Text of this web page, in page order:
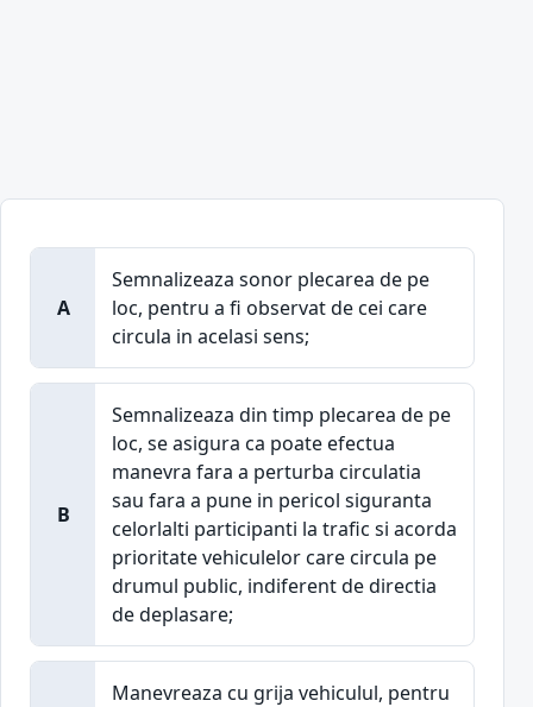
A
Semnalizeaza sonor plecarea de pe
loc, pentru a fi observat de cei care
circula in acelasi sens;
B
Semnalizeaza din timp plecarea de pe
loc, se asigura ca poate efectua
manevra fara a perturba circulatia
sau fara a pune in pericol siguranta
celorlalti participanti la trafic si acorda
prioritate vehiculelor care circula pe
drumul public, indiferent de directia
de deplasare;
Manevreaza cu grija vehiculul, pentru